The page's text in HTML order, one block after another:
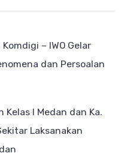
– IWO Gelar
dan Persoalan
Kelas I Medan dan Ka.
Laksanakan